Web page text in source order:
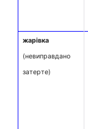
жарівка
(невиправдано
затерте)